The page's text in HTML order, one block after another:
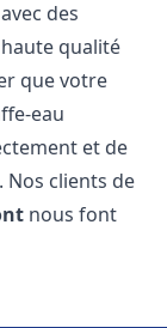
des
qualité
que votre
eau
et de
Nos clients de
nous font